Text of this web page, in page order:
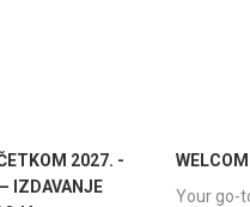
2027. -
IZDAVANJE
Your go-